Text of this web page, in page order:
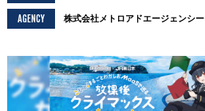
AGENCY 株式会社メトロアドエージェンシー